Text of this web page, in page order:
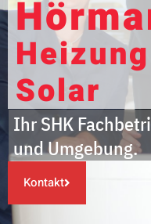
Solar
Ihr SHK
und Umgebung.
Kontakt